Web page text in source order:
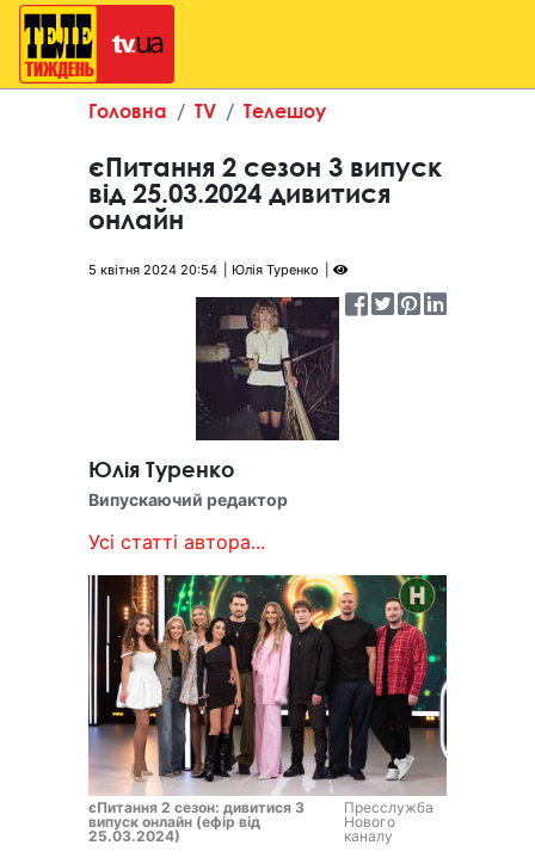
Головна TV Телешоу
єПитання 2 сезон 3 випуск
від 25.03.2024 дивитися
онлайн
5 квітня 2024 20:54 Юлія Туренко
Юлія Туренко
Випускаючий редактор
Усі статті автора...
єПитання 2 сезон: дивитися 3
випуск онлайн (ефір від
25.03.2024)
Пресслужба
Нового
каналу